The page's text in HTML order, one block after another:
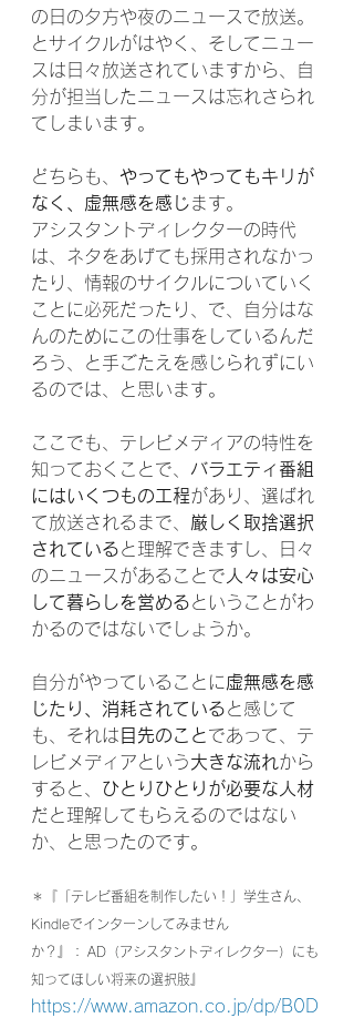
の日の夕方や夜のニュースで放送。
とサイクルがはやく、そしてニュー
スは日々放送されていますから、自
分が担当したニュースは忘れさられ
てしまいます。
どちらも、 やってもやってもキリが
なく、虚無感を感じます。
アシスタントディレクターの時代
は、ネタをあげても採用されなかっ
たり、情報のサイクルについていく
ことに必死だったり、で、自分はな
んのためにこの仕事をしているんだ
ろう、と手ごたえを感じられずにい
るのでは、と思います。
ここでも、テレビメディアの特性を
知っておくことで、 バラエティ番組
にはいくつもの工程があり、選ばれ
て放送されるまで、 厳しく取捨選択
されていると理解できますし、日々
のニュースがあることで 人々は安心
して暮らしを営めるということがわ
かるのではないでしょうか。
自分がやっていることに虚無感を感
じたり、消耗されていると感じて
も、それは 目先のことであって、テ
レビメディアという大きな流れ から
すると、 ひとりひとりが必要な人材
だと理解してもらえるのではない
か、と思ったのです。
＊『 「テレビ番組を制作したい！」学生さん、
Kindleでインターンしてみません
か？』： AD（アシスタントディレクター）にも
知ってほしい将来の選択肢』
https://www.amazon.co.jp/dp/B0D